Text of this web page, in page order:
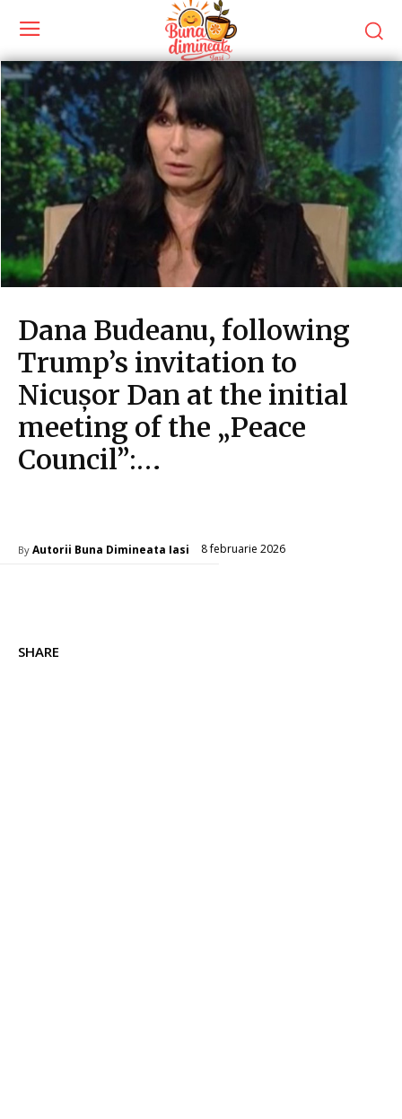
Dana Budeanu, following
Trump’s invitation to
Nicușor Dan at the initial
meeting of the „Peace
Council”:…
By Autorii Buna Dimineata Iasi 8 februarie 2026
SHARE